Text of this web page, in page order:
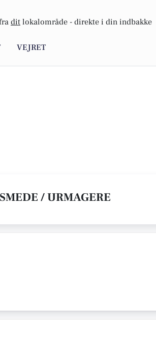
dit lokalområde - direkte i din indbakke
VEJRET
/ URMAGERE